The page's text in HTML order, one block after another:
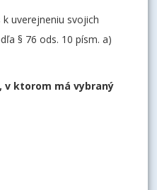
k uverejneniu svojich
§ 76 ods. 10 písm. a)
v ktorom má vybraný